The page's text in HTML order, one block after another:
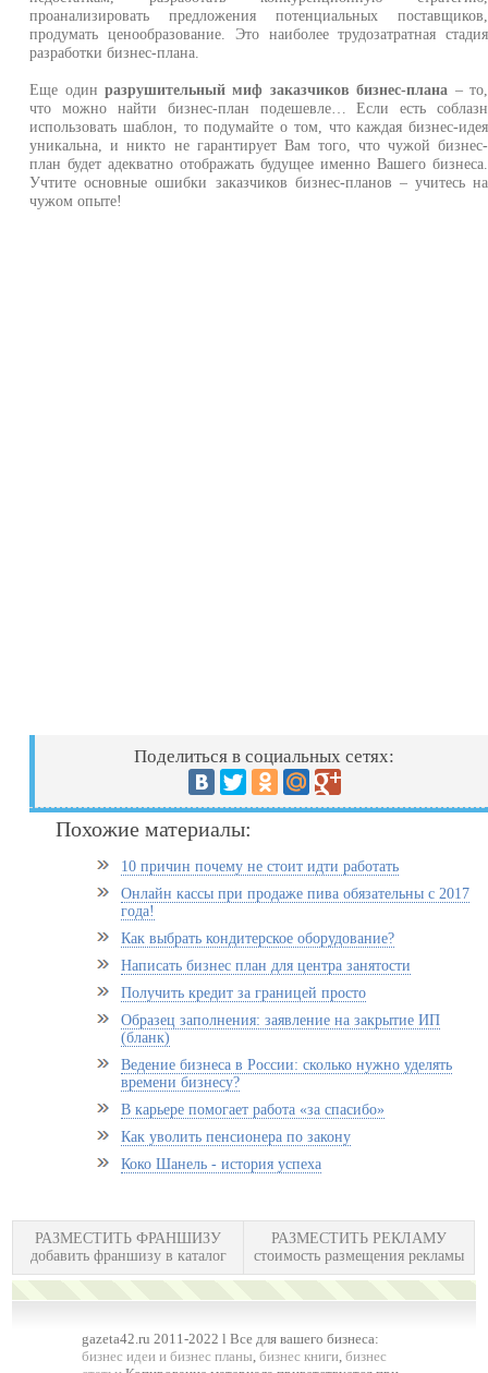
проанализировать предложения потенциальных поставщиков,
продумать ценообразование. Это наиболее трудозатратная стадия
разработки бизнес-плана.
Еще одинразрушительный миф заказчиков бизнес-плана – то,
что можно найти бизнес-план подешевле… Если есть соблазн
использовать шаблон, то подумайте о том, что каждая бизнес-идея
уникальна, и никто не гарантирует Вам того, что чужой бизнес-
план будет адекватно отображать будущее именно Вашего бизнеса.
Учтите основные ошибки заказчиков бизнес-планов – учитесь на
чужом опыте!
Поделиться в социальных сетях:
Похожие материалы:
10 причин почему не стоит идти работать
Онлайн кассы при продаже пива обязательны с 2017
года!
Как выбрать кондитерское оборудование?
Написать бизнес план для центра занятости
Получить кредит за границей просто
Образец заполнения: заявление на закрытие ИП
(бланк)
Ведение бизнеса в России: сколько нужно уделять
времени бизнесу?
В карьере помогает работа «за спасибо»
Как уволить пенсионера по закону
Коко Шанель - история успеха
РАЗМЕСТИТЬ ФРАНШИЗУ
добавить франшизу в каталог
РАЗМЕСТИТЬ РЕКЛАМУ
стоимость размещения рекламы
gazeta42.ru 2011-2022 l Все для вашего бизнеса:
бизнес идеи и бизнес планы,бизнес книги,бизнес